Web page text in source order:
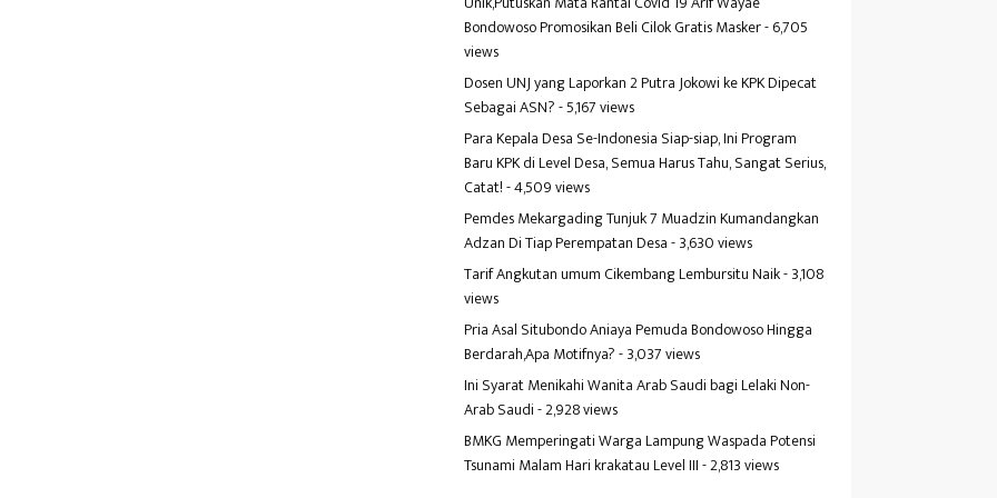
Bondowoso Promosikan Beli Cilok Gratis Masker- 6,705
views
Dosen UNJ yang Laporkan 2 Putra Jokowi ke KPK Dipecat
Sebagai ASN?- 5,167 views
Para Kepala Desa Se-Indonesia Siap-siap, Ini Program
Baru KPK di Level Desa, Semua Harus Tahu, Sangat Serius,
Catat!- 4,509 views
Pemdes Mekargading Tunjuk 7 Muadzin Kumandangkan
Adzan Di Tiap Perempatan Desa- 3,630 views
Tarif Angkutan umum Cikembang Lembursitu Naik- 3,108
views
Pria Asal Situbondo Aniaya Pemuda Bondowoso Hingga
Berdarah,Apa Motifnya?- 3,037 views
Ini Syarat Menikahi Wanita Arab Saudi bagi Lelaki Non-
Arab Saudi- 2,928 views
BMKG Memperingati Warga Lampung Waspada Potensi
Tsunami Malam Hari krakatau Level III- 2,813 views